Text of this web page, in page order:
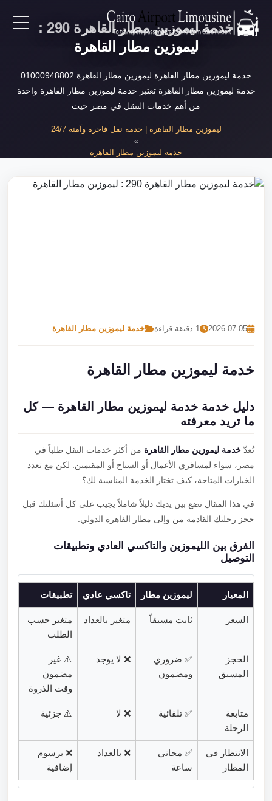
AR
خدمات المطار
نحن
خدمة ليموزين مطار القاهرة 290 :
ليموزين مطار القاهرة
خدمة ليموزين مطار القاهرة ليموزين مطار القاهرة 01000948802
خدمة ليموزين مطار القاهرة تعتبر خدمة ليموزين مطار القاهرة واحدة
من أهم خدمات التنقل في مصر حيث
ليموزين مطار القاهرة | خدمة نقل فاخرة وآمنة 24/7
خدمة ليموزين مطار القاهرة
2026-07-05 1 دقيقة قراءة خدمة ليموزين مطار القاهرة
خدمة ليموزين مطار القاهرة
دليل خدمة خدمة ليموزين مطار القاهرة — كل
ما تريد معرفته
تُعدّخدمة ليموزين مطار القاهرةمن أكثر خدمات النقل طلباً في
مصر، سواء لمسافري الأعمال أو السياح أو المقيمين. لكن مع تعدد
الخيارات المتاحة، كيف تختار الخدمة المناسبة لك؟
في هذا المقال نضع بين يديك دليلاً شاملاً يجيب على كل أسئلتك قبل
حجز رحلتك القادمة من وإلى مطار القاهرة الدولي.
الفرق بين الليموزين والتاكسي العادي وتطبيقات
التوصيل
المعيار ليموزين مطار تاكسي عادي تطبيقات
السعر ثابت مسبقاً متغير بالعداد
متغير حسب
الطلب
الحجز
المسبق
✅ ضروري
ومضمون
❌ لا يوجد
⚠️ غير
مضمون
وقت الذروة
متابعة
الرحلة
✅ تلقائية ❌ لا ⚠️ جزئية
الانتظار في
المطار
✅ مجاني
ساعة
❌ بالعداد
❌ برسوم
إضافية